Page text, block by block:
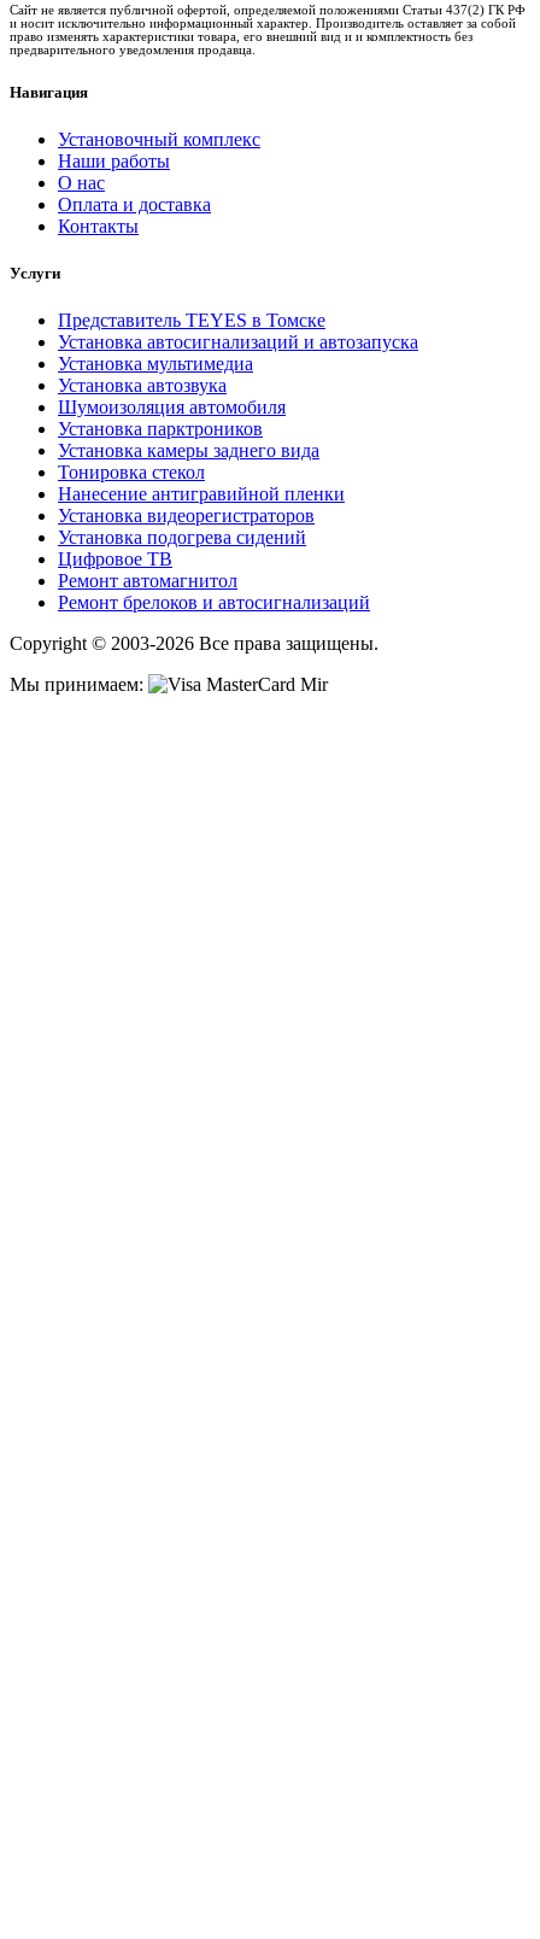
Сайт не является публичной офертой, определяемой положениями Статьи 437(2) ГК РФ
и носит исключительно информационный характер. Производитель оставляет за собой
право изменять характеристики товара, его внешний вид и и комплектность без
предварительного уведомления продавца.
Навигация
Установочный комплекс
Наши работы
О нас
Оплата и доставка
Контакты
Услуги
Представитель TEYES в Томске
Установка автосигнализаций и автозапуска
Установка мультимедиа
Установка автозвука
Шумоизоляция автомобиля
Установка парктроников
Установка камеры заднего вида
Тонировка стекол
Нанесение антигравийной пленки
Установка видеорегистраторов
Установка подогрева сидений
Цифровое ТВ
Ремонт автомагнитол
Ремонт брелоков и автосигнализаций
Copyright © 2003-2026 Все права защищены.
Мы принимаем: